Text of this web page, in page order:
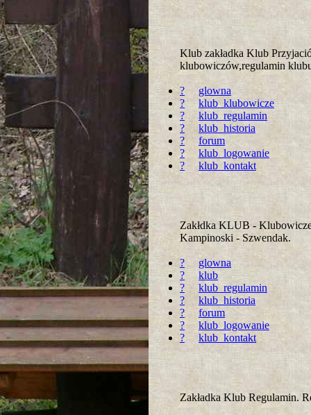
Klub zakładka Klub
klubowiczów,regulamin
?
glowna
?
klub_klubowicze
?
klub_regulamin
?
klub_historia
?
forum
?
klub_logowanie
?
klub_kontakt
Zakłdka KLUB -
Kampinoski - Szwendak.
?
glowna
?
klub
?
klub_regulamin
?
klub_historia
?
forum
?
klub_logowanie
?
klub_kontakt
Zakładka Klub Regulamin.